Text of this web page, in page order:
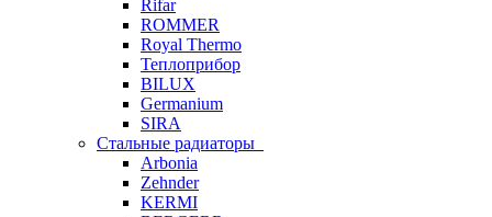
Rifar
ROMMER
Royal Thermo
Теплоприбор
BILUX
Germanium
SIRA
Стальные радиаторы
Arbonia
Zehnder
KERMI